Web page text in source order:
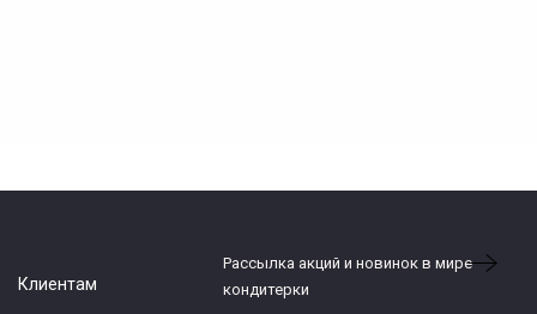
Клиентам
Рассылка акций и новинок в мире
кондитерки